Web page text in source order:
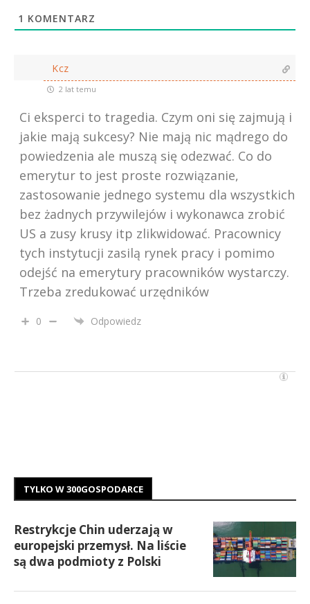
1 KOMENTARZ
Kcz
2 lat temu
Ci eksperci to tragedia. Czym oni się zajmują i
jakie mają sukcesy? Nie mają nic mądrego do
powiedzenia ale muszą się odezwać. Co do
emerytur to jest proste rozwiązanie,
zastosowanie jednego systemu dla wszystkich
bez żadnych przywilejów i wykonawca zrobić
US a zusy krusy itp zlikwidować. Pracownicy
tych instytucji zasilą rynek pracy i pomimo
odejść na emerytury pracowników wystarczy.
Trzeba zredukować urzędników
0 Odpowiedz
TYLKO W 300GOSPODARCE
Restrykcje Chin uderzają w
europejski przemysł. Na liście
są dwa podmioty z Polski